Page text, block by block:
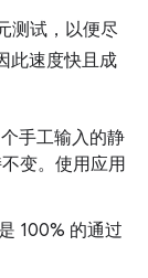
测试，以便尽
此速度快且成
手工输入的静
变。使用应用
100% 的通过